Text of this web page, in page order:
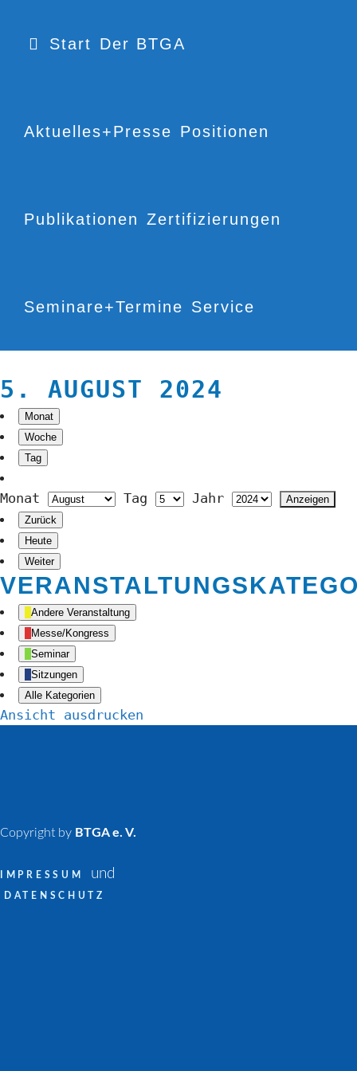
Start Der BTGA
Aktuelles+Presse Positionen
Publikationen Zertifizierungen
Seminare+Termine Service
5. AUGUST 2024
Monat
Woche
Tag
Monat Tag Jahr
Zurück
Heute
Weiter
Andere Veranstaltung
Messe/Kongress
Seminar
Sitzungen
Alle Kategorien
Ansicht ausdrucken
Copyright by BTGA e. V.
IMPRESSUM und
DATENSCHUTZ